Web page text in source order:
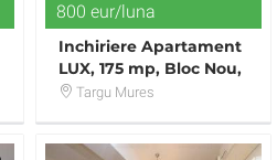
800 eur/luna
Inchiriere Apartament
LUX, 175 mp, Bloc Nou,
mobilat, utilat
Targu Mures